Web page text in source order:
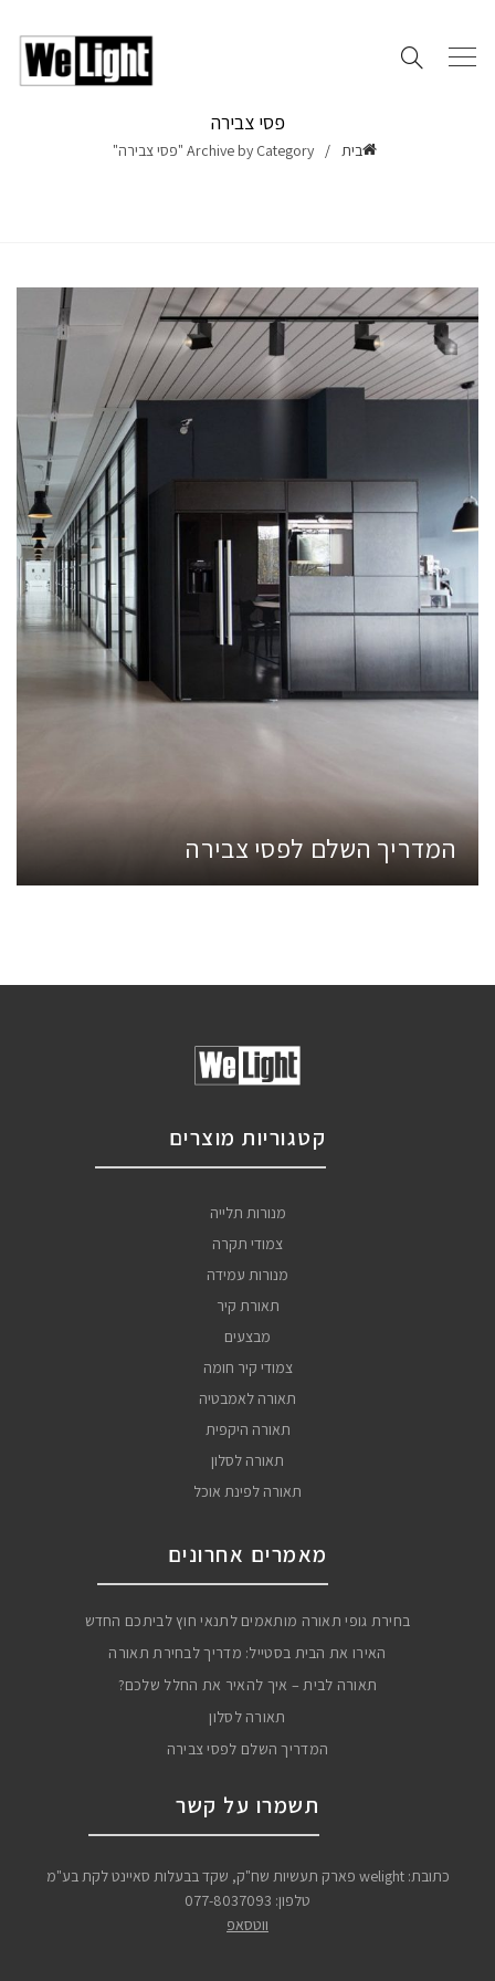
פסי צבירה
בית Archive by Category "פסי צבירה"
המדריך השלם לפסי צבירה
קטגוריות מוצרים
מנורות תלייה
צמודי תקרה
מנורות עמידה
תאורת קיר
מבצעים
צמודי קיר חומה
תאורה לאמבטיה
תאורה היקפית
תאורה לסלון
תאורה לפינת אוכל
מאמרים אחרונים
בחירת גופי תאורה מותאמים לתנאי חוץ לביתכם החדש
האירו את הבית בסטייל: מדריך לבחירת תאורה
תאורה לבית – איך להאיר את החלל שלכם?
תאורה לסלון
המדריך השלם לפסי צבירה
תשמרו על קשר
כתובת: welight פארק תעשיות שח"ק, שקד בבעלות סאיינט לקת בע"מ
טלפון: 077-8037093
ווטסאפ